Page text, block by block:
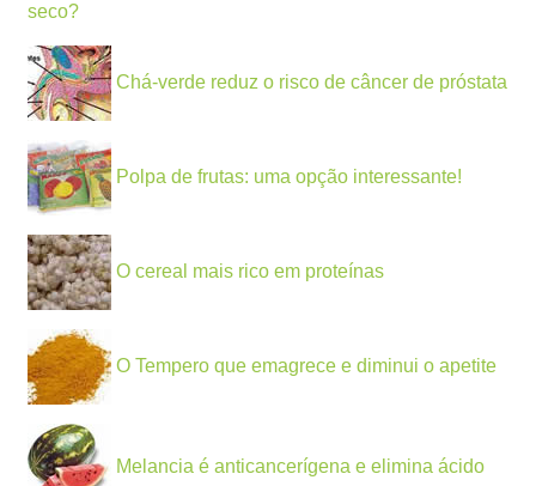
seco?
Chá-verde reduz o risco de câncer de próstata
Polpa de frutas: uma opção interessante!
O cereal mais rico em proteínas
O Tempero que emagrece e diminui o apetite
Melancia é anticancerígena e elimina ácido